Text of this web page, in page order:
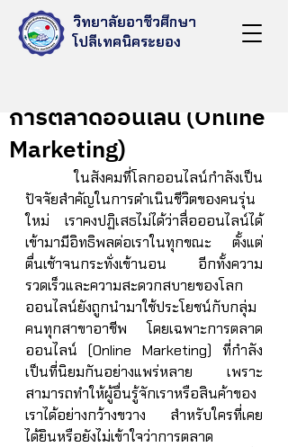
วิทยาลัยอาชีวศึกษา
โปลีเทคนิคระยอง
การตลาดออนไลน์ (Online
Marketing)
     ในสังคมที่โลกออนไลน์กำลังเป็น
ปัจจัยสำคัญในการดำเนินชีวิตของคนรุ่น
ใหม่ เราคงปฏิเสธไม่ได้ว่าสื่อออนไลน์ได้
เข้ามามีอิทธิพลต่อเราในทุกขณะ ตั้งแต่
ตื่นเช้าจนกระทั่งเข้านอน อีกทั้งความ
รวดเร็วและความสะดวกสบายของโลก
ออนไลน์ยังถูกนำมาใช้ประโยชน์กับกลุ่ม
คนทุกสาขาอาชีพ โดยเฉพาะการตลาด
ออนไลน์ (Online Marketing) ที่กำลัง
เป็นที่นิยมกันอย่างแพร่หลาย เพราะ
สามารถทำให้ผู้อื่นรู้จักเราหรือสินค้าของ
เราได้อย่างกว้างขวาง สำหรับใครที่เคย
ได้ยินหรือยังไม่เข้าใจว่าการตลาด